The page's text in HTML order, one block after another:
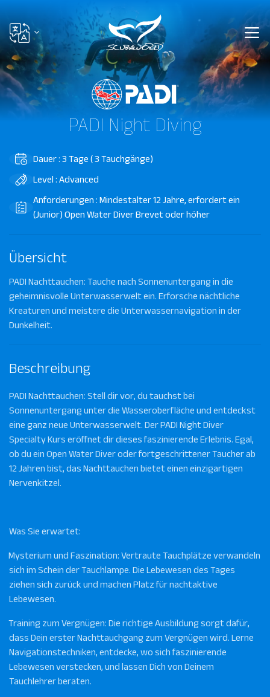
PADI Night Diving
Dauer : 3 Tage ( 3 Tauchgänge)
Level : Advanced
Anforderungen : Mindestalter 12 Jahre, erfordert ein
(Junior) Open Water Diver Brevet oder höher
Übersicht
PADI Nachttauchen: Tauche nach Sonnenuntergang in die
geheimnisvolle Unterwasserwelt ein. Erforsche nächtliche
Kreaturen und meistere die Unterwassernavigation in der
Dunkelheit.
Beschreibung
PADI Nachttauchen: Stell dir vor, du tauchst bei
Sonnenuntergang unter die Wasseroberfläche und entdeckst
eine ganz neue Unterwasserwelt. Der PADI Night Diver
Specialty Kurs eröffnet dir dieses faszinierende Erlebnis. Egal,
ob du ein Open Water Diver oder fortgeschrittener Taucher ab
12 Jahren bist, das Nachttauchen bietet einen einzigartigen
Nervenkitzel.
Was Sie erwartet:
Mysterium und Faszination: Vertraute Tauchplätze verwandeln
sich im Schein der Tauchlampe. Die Lebewesen des Tages
ziehen sich zurück und machen Platz für nachtaktive
Lebewesen.
Training zum Vergnügen: Die richtige Ausbildung sorgt dafür,
dass Dein erster Nachttauchgang zum Vergnügen wird. Lerne
Navigationstechniken, entdecke, wo sich faszinierende
Lebewesen verstecken, und lassen Dich von Deinem
Tauchlehrer beraten.